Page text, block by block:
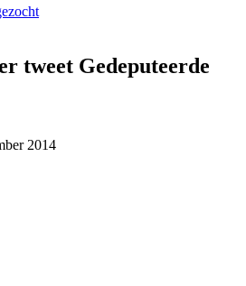
tweet Gedeputeerde
2014